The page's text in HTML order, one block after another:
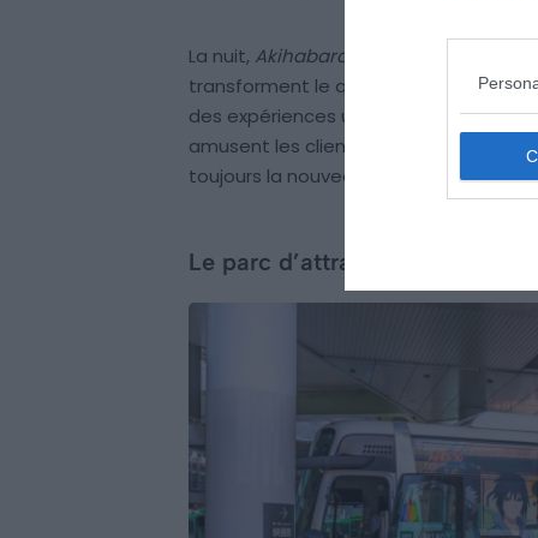
La nuit, Akihabara
transforment le quartier en une scène
des expériences uniques.
amusent les clients. De plus, les
toujours la nouveauté.
Le parc d’attractions Nijigen no